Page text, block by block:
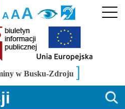
AAA
w Busku-Zdroju ]